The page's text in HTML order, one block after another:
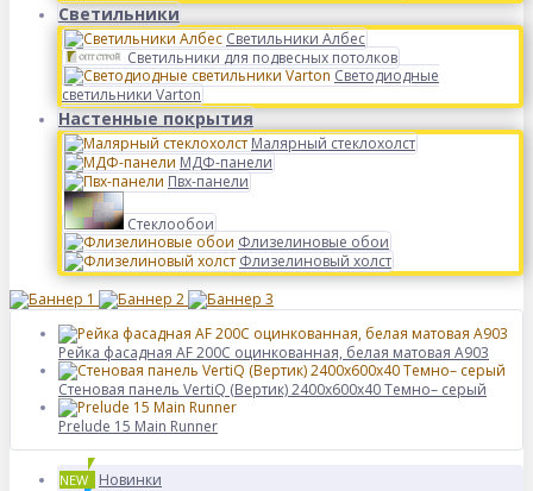
Светильники
Светильники Албес
Светильники для подвесных потолков
Светодиодные
светильники Varton
Настенные покрытия
Малярный стеклохолст
МДФ-панели
Пвх-панели
Стеклообои
Флизелиновые обои
Флизелиновый холст
Рейка фасадная AF 200C оцинкованная, белая матовая А903
Стеновая панель VertiQ (Вертик) 2400x600x40 Темно– серый
Prelude 15 Main Runner
NEW Новинки